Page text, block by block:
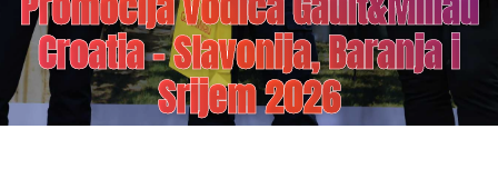
Croatia – Slavonija, Baranja i
Srijem 2026